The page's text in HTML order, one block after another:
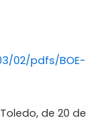
02/pdfs/BOE-
de 20 de